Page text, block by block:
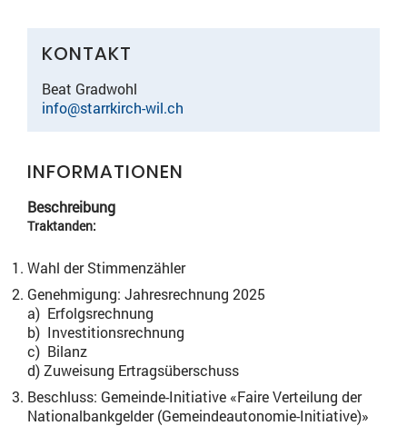
KONTAKT
Beat Gradwohl
info@starrkirch-wil.ch
INFORMATIONEN
Beschreibung
Traktanden:
Wahl der Stimmenzähler
Genehmigung: Jahresrechnung 2025
a) Erfolgsrechnung
b) Investitionsrechnung
c) Bilanz
d) Zuweisung Ertragsüberschuss
Beschluss: Gemeinde-Initiative «Faire Verteilung der
Nationalbankgelder (Gemeindeautonomie-Initiative)»